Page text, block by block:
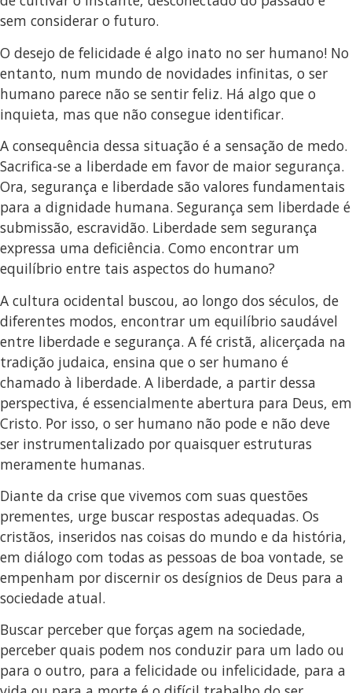
sem considerar o futuro.
O desejo de felicidade é algo inato no ser humano! No
entanto, num mundo de novidades infinitas, o ser
humano parece não se sentir feliz. Há algo que o
inquieta, mas que não consegue identificar.
A consequência dessa situação é a sensação de medo.
Sacrifica-se a liberdade em favor de maior segurança.
Ora, segurança e liberdade são valores fundamentais
para a dignidade humana. Segurança sem liberdade é
submissão, escravidão. Liberdade sem segurança
expressa uma deficiência. Como encontrar um
equilíbrio entre tais aspectos do humano?
A cultura ocidental buscou, ao longo dos séculos, de
diferentes modos, encontrar um equilíbrio saudável
entre liberdade e segurança. A fé cristã, alicerçada na
tradição judaica, ensina que o ser humano é
chamado à liberdade. A liberdade, a partir dessa
perspectiva, é essencialmente abertura para Deus, em
Cristo. Por isso, o ser humano não pode e não deve
ser instrumentalizado por quaisquer estruturas
meramente humanas.
Diante da crise que vivemos com suas questões
prementes, urge buscar respostas adequadas. Os
cristãos, inseridos nas coisas do mundo e da história,
em diálogo com todas as pessoas de boa vontade, se
empenham por discernir os desígnios de Deus para a
sociedade atual.
Buscar perceber que forças agem na sociedade,
perceber quais podem nos conduzir para um lado ou
para o outro, para a felicidade ou infelicidade, para a